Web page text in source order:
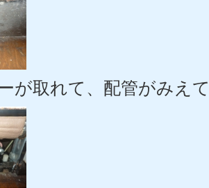
が取れて、配管がみえ